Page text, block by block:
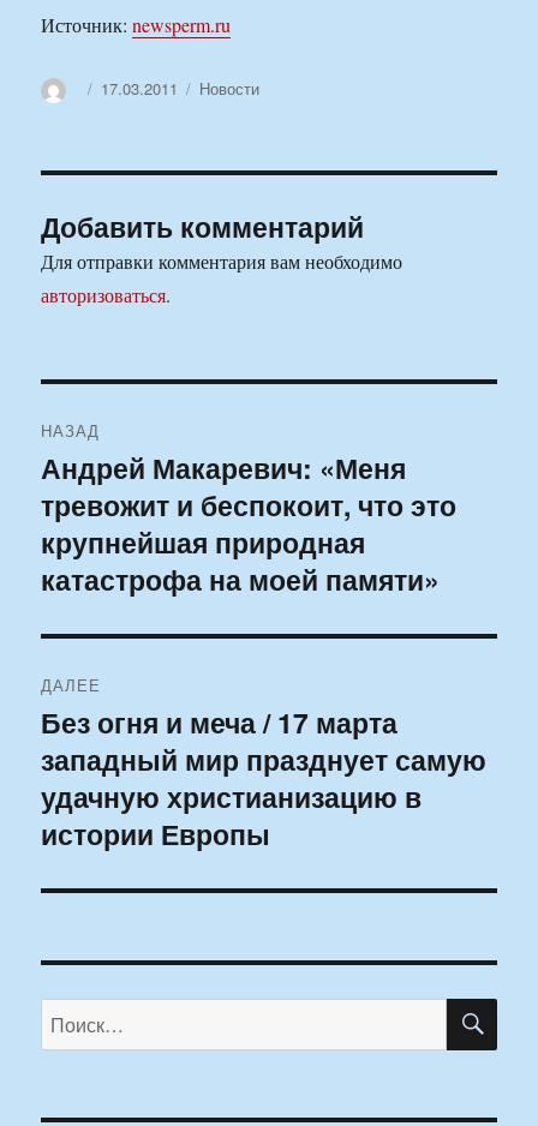
Источник:newsperm.ru
АвторОпубликовано
17.03.2011 Рубрики
Новости
Добавить комментарий
Для отправки комментария вам необходимо
авторизоваться.
по
записям
НАЗАД
Предыдущая
запись:
Андрей Макаревич: «Меня
тревожит и беспокоит, что это
крупнейшая природная
катастрофа на моей памяти»
ДАЛЕЕ
Следующая
запись:
Без огня и меча / 17 марта
западный мир празднует самую
удачную христианизацию в
истории Европы
Искать: